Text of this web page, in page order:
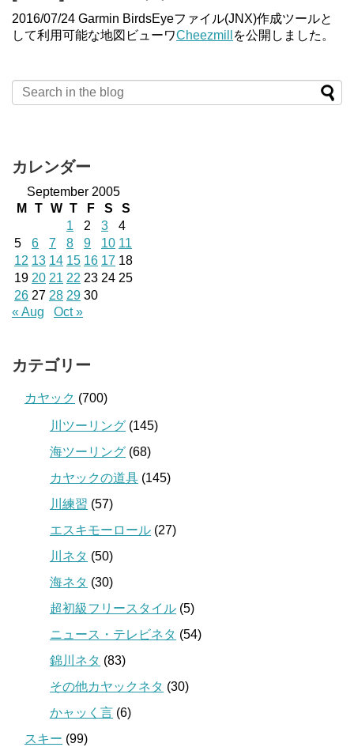
2016/07/24 Garmin BirdsEyeファイル(JNX)作成ツールと
して利用可能な地図ビューワCheezmill を公開しました。
カレンダー
September 2005
M
T W T F S
S
1
2 3
4
5
6 7 8 9 10 11
12 13 14 15 16 17 18
19 20 21 22 23 24 25
26 27 28 29 30
« Aug
Oct »
カテゴリー
カヤック (700)
川ツーリング (145)
海ツーリング (68)
カヤックの道具 (145)
川練習 (57)
エスキモーロール (27)
川ネタ (50)
海ネタ (30)
超初級フリースタイル (5)
ニュース・テレビネタ (54)
錦川ネタ (83)
その他カヤックネタ (30)
かャッく言 (6)
スキー (99)